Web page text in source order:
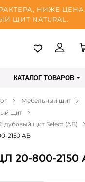
НИЖЕ ЦЕНА.
ЩИТ NATURAL.
КАТАЛОГ ТОВАРОВ
Мебельный щит
щит
дубовый щит Select (AB)
2150 AB
20-800-2150